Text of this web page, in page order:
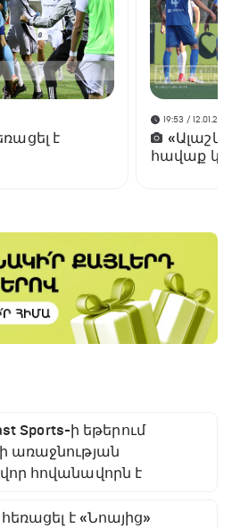
է
19:53 /
հավաք
Sports-ի եթերում
առաջնության
հովանավորն է
է «Նոայից»